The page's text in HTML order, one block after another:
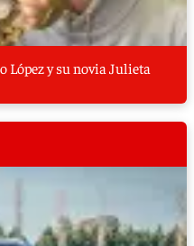
López y su novia Julieta